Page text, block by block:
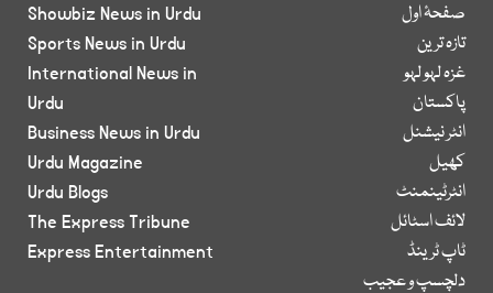
صفحۂ اول
تازہ ترین
غزہ لہو لہو
پاکستان
انٹر نیشنل
کھیل
انٹرٹینمنٹ
لائف اسٹائل
ٹاپ ٹرینڈ
دلچسپ و عجیب
Showbiz News in Urdu
Sports News in Urdu
International News in
Urdu
Business News in Urdu
Urdu Magazine
Urdu Blogs
The Express Tribune
Express Entertainment